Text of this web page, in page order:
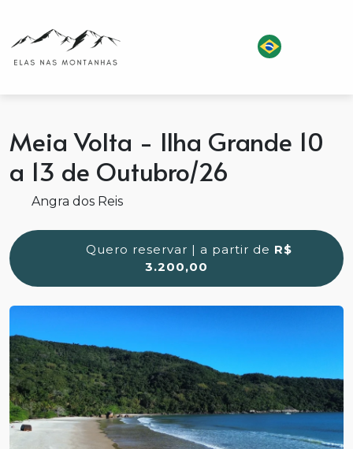
Meia Volta - Ilha Grande 10
a 13 de Outubro/26
Angra dos Reis
Quero reservar | a partir de R$
3.200,00